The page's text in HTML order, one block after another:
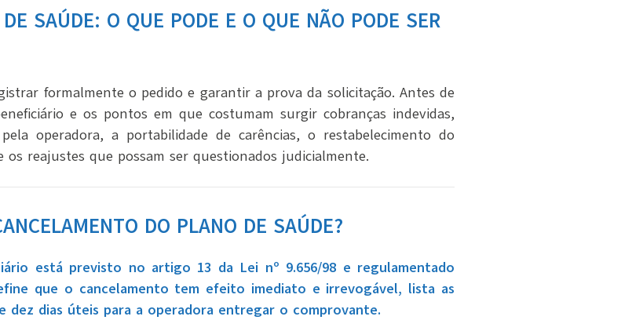
SAÚDE: O QUE PODE E O QUE NÃO PODE SER
formalmente o pedido e garantir a prova da solicitação. Antes de
e os pontos em que costumam surgir cobranças indevidas,
operadora, a portabilidade de carências, o restabelecimento do
reajustes que possam ser questionados judicialmente.
DO PLANO DE SAÚDE?
está previsto no artigo 13 da Lei nº 9.656/98 e regulamentado
que o cancelamento tem efeito imediato e irrevogável, lista as
dias úteis para a operadora entregar o comprovante.